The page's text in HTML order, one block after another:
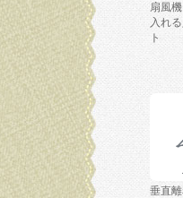
扇風
入れ
ト
垂直